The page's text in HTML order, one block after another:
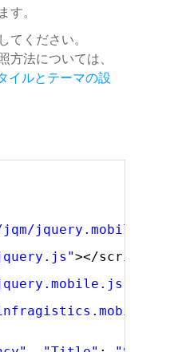
。
てください。
法については、
イルとテーマの設
></script>